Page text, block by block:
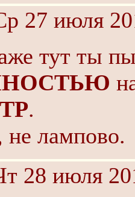
27 июля
тут ты
.
не лампово.
28 июля